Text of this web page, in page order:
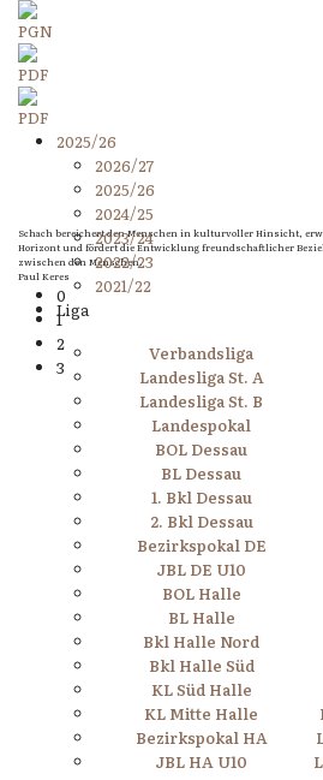
Schach bereichert den Menschen in kulturvoller Hinsicht,
Horizont und fördert die Entwicklung freundschaftlicher
zwischen den Menschen.
Paul Keres
0
1
2
3
2025/26
2026/27
2025/26
2024/25
2023/24
2022/23
2021/22
Liga
Verbandsliga
Landesliga St. A
Landesliga St. B
Landespokal
BOL Dessau
BL Dessau
1. Bkl Dessau
2. Bkl Dessau
Bezirkspokal DE
JBL DE U10
BOL Halle
BL Halle
Bkl Halle Nord
Bkl Halle Süd
KL Süd Halle
KL Mitte Halle
Bezirkspokal HA
JBL HA U10